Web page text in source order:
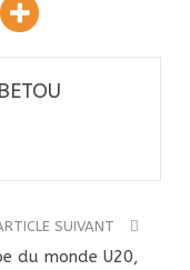
SUIVANT
du monde U20,